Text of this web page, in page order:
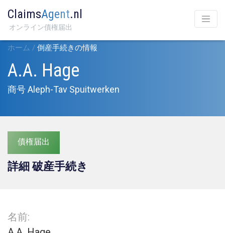
ClaimsAgent.nl
オンライン債権届出
ホーム / 倒産手続きの情報
A.A. Hage
商号 Aleph-Tav Spuitwerken
債権届出
詳細 破産手続き
名前: